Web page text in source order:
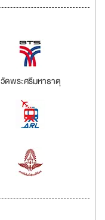
วัดพระศรีมหาธาตุ